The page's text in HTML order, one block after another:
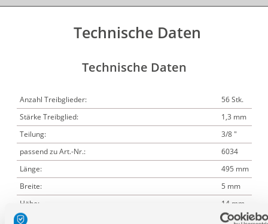
Technische Daten
Technische Daten
Anzahl Treibglieder:
56 Stk.
Stärke Treibglied:
1,3 mm
Teilung:
3/8 "
passend zu Art.-Nr.:
6034
Länge:
495 mm
Breite:
5 mm
Höhe:
14 mm